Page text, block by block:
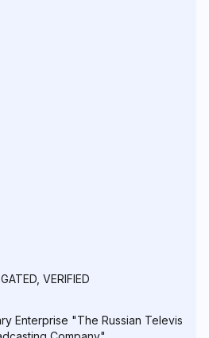
VERIFIED
Enterprise "The Russian Televis